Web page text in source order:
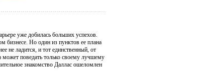
уже добилась больших успехов.
бизнесе. Но один из пунктов ее плана
не ладится, и тот единственный, от
может поведать только своему лучшему
знакомство Даллас ошеломлен